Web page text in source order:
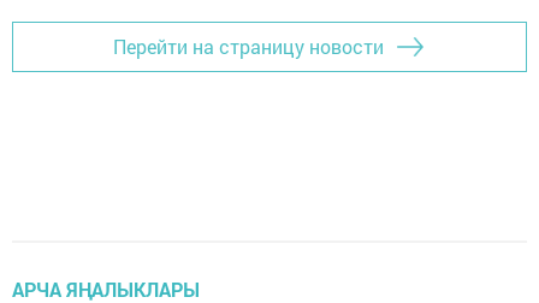
Перейти на страницу новости
АРЧА ЯҢАЛЫКЛАРЫ